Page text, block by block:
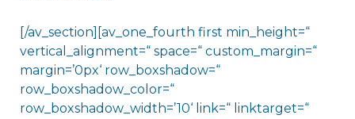
[/av_section][av_one_fourth first min_height=“
vertical_alignment=“ space=“ custom_margin=“
margin=’0px‘ row_boxshadow=“
row_boxshadow_color=“
row_boxshadow_width=’10‘ link=“ linktarget=“